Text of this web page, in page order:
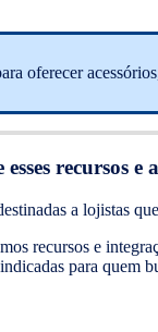
oferecer
recursos
a lojistas
recursos e
para quem